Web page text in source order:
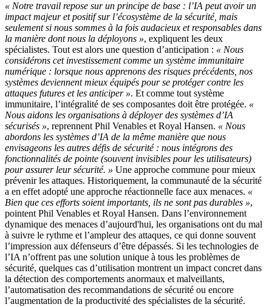
« Notre travail repose sur un principe de base : l’IA peut avoir un
impact majeur et positif sur l’écosystème de la sécurité, mais
seulement si nous sommes à la fois audacieux et responsables dans
la manière dont nous la déployons », expliquent les deux
spécialistes. Tout est alors une question d’anticipation : « Nous
considérons cet investissement comme un système immunitaire
numérique : lorsque nous apprenons des risques précédents, nos
systèmes deviennent mieux équipés pour se protéger contre les
attaques futures et les anticiper ». Et comme tout système
immunitaire, l’intégralité de ses composantes doit être protégée. «
Nous aidons les organisations à déployer des systèmes d’IA
sécurisés », reprennent Phil Venables et Royal Hansen. « Nous
abordons les systèmes d’IA de la même manière que nous
envisageons les autres défis de sécurité : nous intégrons des
fonctionnalités de pointe (souvent invisibles pour les utilisateurs)
pour assurer leur sécurité. » Une approche commune pour mieux
prévenir les attaques. Historiquement, la communauté de la sécurité
a en effet adopté une approche réactionnelle face aux menaces. «
Bien que ces efforts soient importants, ils ne sont pas durables »,
pointent Phil Venables et Royal Hansen. Dans l’environnement
dynamique des menaces d’aujourd'hui, les organisations ont du mal
à suivre le rythme et l’ampleur des attaques, ce qui donne souvent
l’impression aux défenseurs d’être dépassés. Si les technologies de
l’IA n’offrent pas une solution unique à tous les problèmes de
sécurité, quelques cas d’utilisation montrent un impact concret dans
la détection des comportements anormaux et malveillants,
l’automatisation des recommandations de sécurité ou encore
l’augmentation de la productivité des spécialistes de la sécurité.